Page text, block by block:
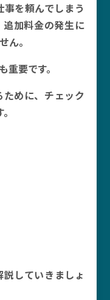
を頼んでしまう
追加料金の発生に
ん。
重要です。
めに、チェック
していきましょ